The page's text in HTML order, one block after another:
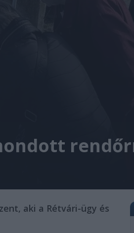
aki a Rétvári-ügy és